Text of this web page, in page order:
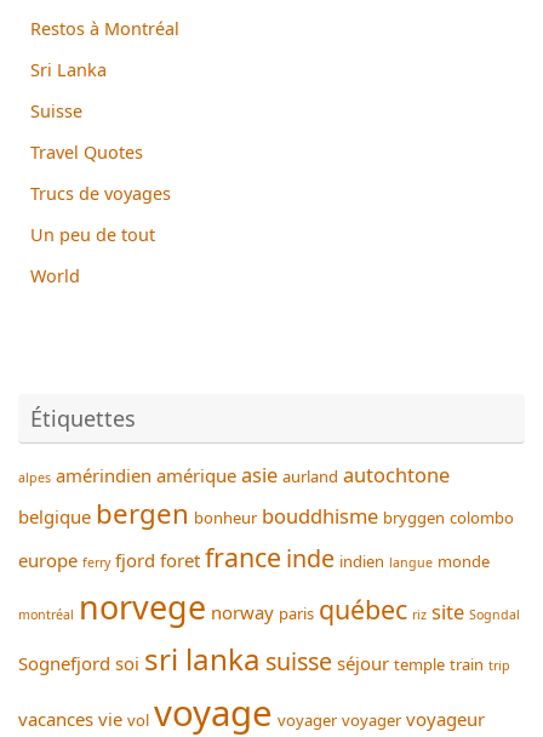
Restos à Montréal
Sri Lanka
Suisse
Travel Quotes
Trucs de voyages
Un peu de tout
World
Étiquettes
alpes amérindien amérique asie aurland autochtone
belgique bergen bonheur bouddhisme bryggen colombo
europe ferry fjord foret france inde indien langue monde
montréal norvege norway paris québec riz site Sogndal
Sognefjord soi sri lanka suisse séjour temple train trip
vacances vie vol voyage voyager voyager voyageur